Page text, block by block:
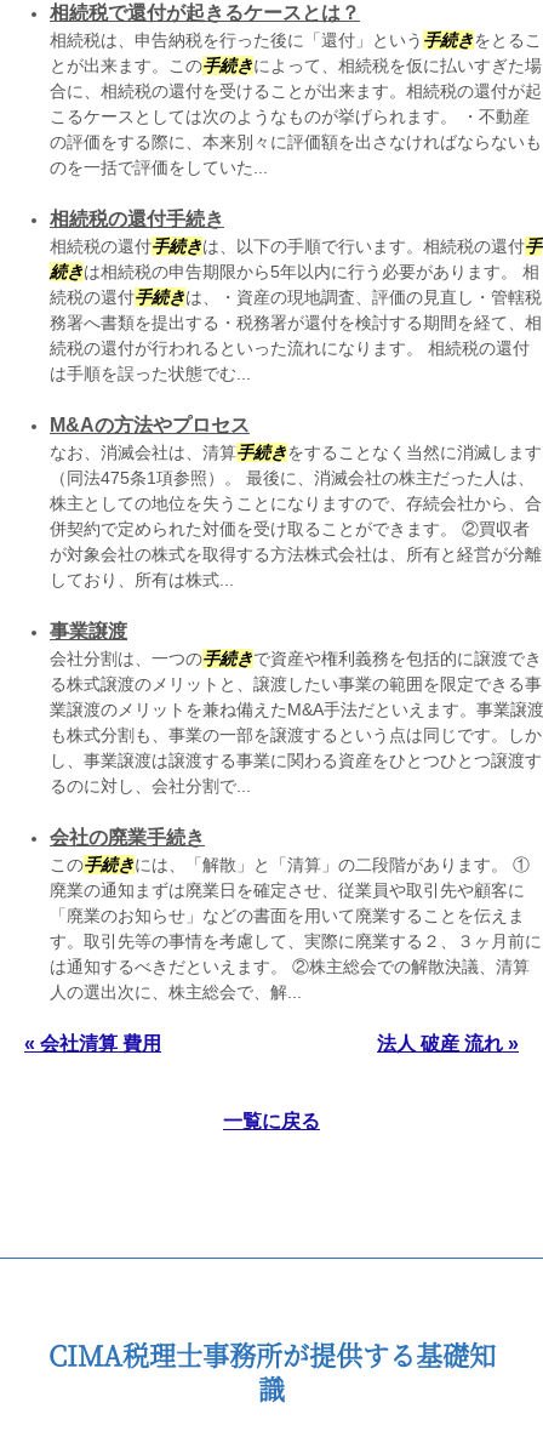
相続税で還付が起きるケースとは？
相続税は、申告納税を行った後に「還付」という 手続きをとるこ
とが出来ます。この手続きによって、相続税を仮に払いすぎた場
合に、相続税の還付を受けることが出来ます。相続税の還付が起
こるケースとしては次のようなものが挙げられます。 ・不動産
の評価をする際に、本来別々に評価額を出さなければならないも
のを一括で評価をしていた...
相続税の還付手続き
相続税の還付手続きは、以下の手順で行います。相続税の還付手
続きは相続税の申告期限から5年以内に行う必要があります。 相
続税の還付手続きは、・資産の現地調査、評価の見直し・管轄税
務署へ書類を提出する・税務署が還付を検討する期間を経て、相
続税の還付が行われるといった流れになります。 相続税の還付
は手順を誤った状態でむ...
M&Aの方法やプロセス
なお、消滅会社は、清算手続きをすることなく当然に消滅します
（同法475条1項参照）。 最後に、消滅会社の株主だった人は、
株主としての地位を失うことになりますので、存続会社から、合
併契約で定められた対価を受け取ることができます。 ②買収者
が対象会社の株式を取得する方法株式会社は、所有と経営が分離
しており、所有は株式...
事業譲渡
会社分割は、一つの手続きで資産や権利義務を包括的に譲渡でき
る株式譲渡のメリットと、譲渡したい事業の範囲を限定できる事
業譲渡のメリットを兼ね備えたM&A手法だといえます。事業譲渡
も株式分割も、事業の一部を譲渡するという点は同じです。しか
し、事業譲渡は譲渡する事業に関わる資産をひとつひとつ譲渡す
るのに対し、会社分割で...
会社の廃業手続き
この手続きには、「解散」と「清算」の二段階があります。 ①
廃業の通知まずは廃業日を確定させ、従業員や取引先や顧客に
「廃業のお知らせ」などの書面を用いて廃業することを伝えま
す。取引先等の事情を考慮して、実際に廃業する２、３ヶ月前に
は通知するべきだといえます。 ②株主総会での解散決議、清算
人の選出次に、株主総会で、解...
« 会社清算 費用 法人 破産 流れ »
一覧に戻る
CIMA税理士事務所が提供する基礎知
識